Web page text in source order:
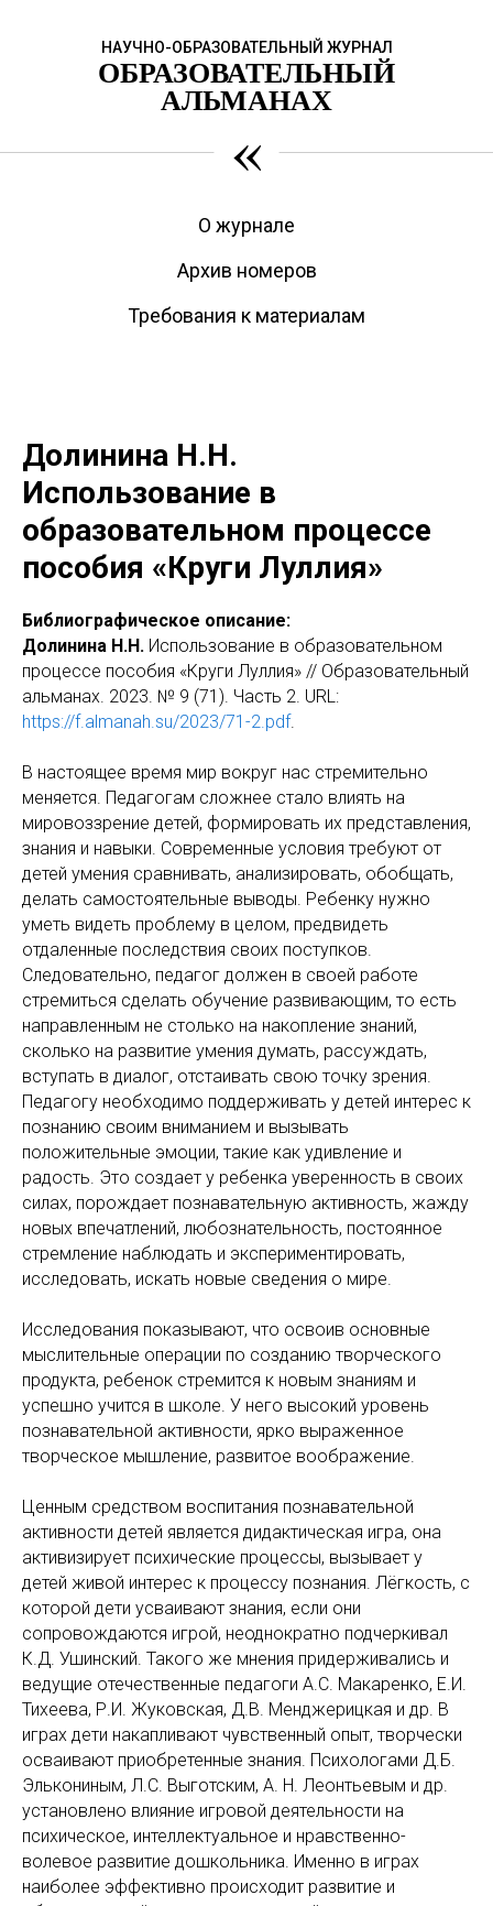
НАУЧНО-ОБРАЗОВАТЕЛЬНЫЙ ЖУРНАЛ
ОБРАЗОВАТЕЛЬНЫЙ
АЛЬМАНАХ
«
О журнале
Архив номеров
Требования к материалам
Долинина Н.Н.
Использование в
образовательном процессе
пособия «Круги Луллия»
Библиографическое описание:
Долинина Н.Н. Использование в образовательном
процессе пособия «Круги Луллия» // Образовательный
альманах. 2023. № 9 (71). Часть 2. URL:
https://f.almanah.su/2023/71-2.pdf.
В настоящее время мир вокруг нас стремительно
меняется. Педагогам сложнее стало влиять на
мировоззрение детей, формировать их представления,
знания и навыки. Современные условия требуют от
детей умения сравнивать, анализировать, обобщать,
делать самостоятельные выводы. Ребенку нужно
уметь видеть проблему в целом, предвидеть
отдаленные последствия своих поступков.
Следовательно, педагог должен в своей работе
стремиться сделать обучение развивающим, то есть
направленным не столько на накопление знаний,
сколько на развитие умения думать, рассуждать,
вступать в диалог, отстаивать свою точку зрения.
Педагогу необходимо поддерживать у детей интерес к
познанию своим вниманием и вызывать
положительные эмоции, такие как удивление и
радость. Это создает у ребенка уверенность в своих
силах, порождает познавательную активность, жажду
новых впечатлений, любознательность, постоянное
стремление наблюдать и экспериментировать,
исследовать, искать новые сведения о мире.
Исследования показывают, что освоив основные
мыслительные операции по созданию творческого
продукта, ребенок стремится к новым знаниям и
успешно учится в школе. У него высокий уровень
познавательной активности, ярко выраженное
творческое мышление, развитое воображение.
Ценным средством воспитания познавательной
активности детей является дидактическая игра, она
активизирует психические процессы, вызывает у
детей живой интерес к процессу познания. Лёгкость, с
которой дети усваивают знания, если они
сопровождаются игрой, неоднократно подчеркивал
К.Д. Ушинский. Такого же мнения придерживались и
ведущие отечественные педагоги А.С. Макаренко, Е.И.
Тихеева, Р.И. Жуковская, Д.В. Менджерицкая и др. В
играх дети накапливают чувственный опыт, творчески
осваивают приобретенные знания. Психологами Д.Б.
Элькониным, Л.С. Выготским, А. Н. Леонтьевым и др.
установлено влияние игровой деятельности на
психическое, интеллектуальное и нравственно-
волевое развитие дошкольника. Именно в играх
наиболее эффективно происходит развитие и